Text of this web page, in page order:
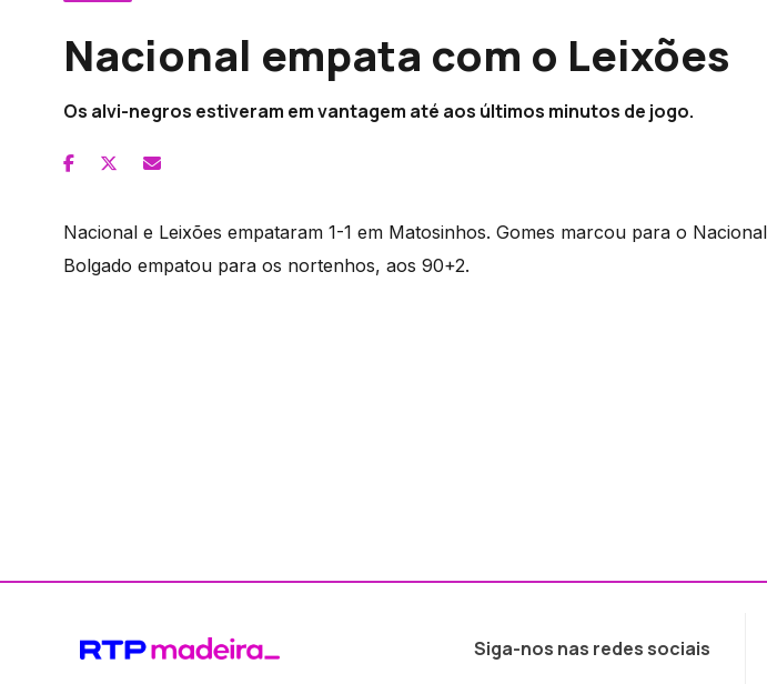
Nacional empata com o Leixões
Os alvi-negros estiveram em vantagem até aos últimos minutos de jogo.
Nacional e Leixões empataram 1-1 em Matosinhos. Gomes marcou para o
Bolgado empatou para os nortenhos, aos 90+2.
Siga-nos nas redes sociais